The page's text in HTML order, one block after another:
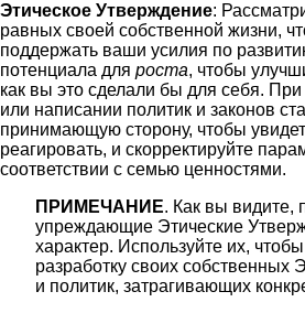
Этическое Утверждение:
равных своей собственной жизни,
поддержать ваши усилия по
потенциала для роста, чтобы
как вы это сделали бы для себя.
или написании политик и законов
принимающую сторону, чтобы
реагировать, и скорректируйте
соответствии с семью ценностями.
ПРИМЕЧАНИЕ. Как вы
упреждающие Этические
характер. Используйте их,
разработку своих собственных
и политик, затрагивающих